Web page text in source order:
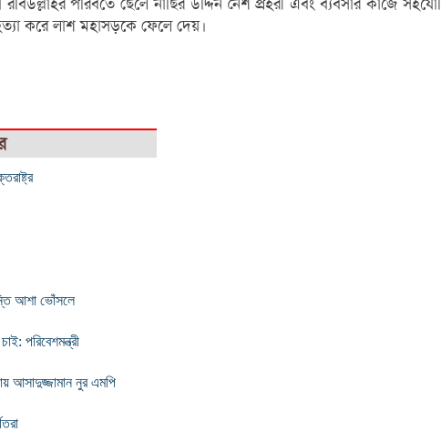
পরিবর্তে ছেলে নাছির উদ্দিন নৈশ প্রহরী এবং ব্যবসার কাজে
করে লাশ মহাসড়কে ফেলে দেয়।
আশা ভোঁসলে
পরিবেশমন্ত্রী
আসাদুজ্জামান নুর এমপি